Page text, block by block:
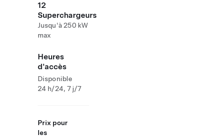
12
Superchargeurs
Jusqu'à 250 kW
max
Heures
d'accès
Disponible
24 h/24, 7 j/7
Prix pour
les